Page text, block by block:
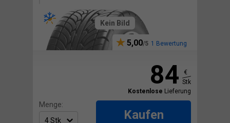
5,00 1 Bewertung
Kein Bild
84
€
Stk
Kostenlose Lieferung
Menge:
Kaufen